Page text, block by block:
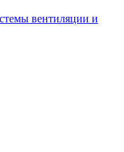
вентиляции и